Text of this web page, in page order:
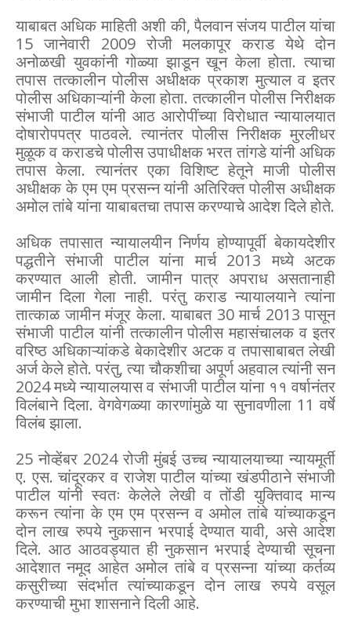
याबाबत अधिक माहिती अशी की, पैलवान संजय पाटील यांचा
15 जानेवारी 2009 रोजी मलकापूर कराड येथे दोन
अनोळखी युवकांनी गोळ्या झाडून खून केला होता. त्याचा
तपास तत्कालीन पोलीस अधीक्षक प्रकाश मुत्याल व इतर
पोलीस अधिकाऱ्यांनी केला होता. तत्कालीन पोलीस निरीक्षक
संभाजी पाटील यांनी आठ आरोपींच्या विरोधात न्यायालयात
दोषारोपपत्र पाठवले. त्यानंतर पोलीस निरीक्षक मुरलीधर
मुळूक व कराडचे पोलीस उपाधीक्षक भरत तांगडे यांनी अधिक
तपास केला. त्यानंतर एका विशिष्ट हेतूने माजी पोलीस
अधीक्षक के एम एम प्रसन्न यांनी अतिरिक्त पोलीस अधीक्षक
अमोल तांबे यांना याबाबतचा तपास करण्याचे आदेश दिले होते.
अधिक तपासात न्यायालयीन निर्णय होण्यापूर्वी बेकायदेशीर
पद्धतीने संभाजी पाटील यांना मार्च 2013 मध्ये अटक
करण्यात आली होती. जामीन पात्र अपराध असतानाही
जामीन दिला गेला नाही. परंतु कराड न्यायालयाने त्यांना
तात्काळ जामीन मंजूर केला. याबाबत 30 मार्च 2013 पासून
संभाजी पाटील यांनी तत्कालीन पोलीस महासंचालक व इतर
वरिष्ठ अधिकाऱ्यांकडे बेकादेशीर अटक व तपासाबाबत लेखी
अर्ज केले होते. परंतु, त्या चौकशीचा अपूर्ण अहवाल त्यांनी सन
2024 मध्ये न्यायालयास व संभाजी पाटील यांना ११ वर्षानंतर
विलंबाने दिला. वेगवेगळ्या कारणांमुळे या सुनावणीला 11 वर्षे
विलंब झाला.
25 नोव्हेंबर 2024 रोजी मुंबई उच्च न्यायालयाच्या न्यायमूर्ती
ए. एस. चांदूरकर व राजेश पाटील यांच्या खंडपीठाने संभाजी
पाटील यांनी स्वतः केलेले लेखी व तोंडी युक्तिवाद मान्य
करून त्यांना के एम एम प्रसन्न व अमोल तांबे यांच्याकडून
दोन लाख रुपये नुकसान भरपाई देण्यात यावी, असे आदेश
दिले. आठ आठवड्यात ही नुकसान भरपाई देण्याची सूचना
आदेशात नमूद आहेत अमोल तांबे व प्रसन्ना यांच्या कर्तव्य
कसुरीच्या संदर्भात त्यांच्याकडून दोन लाख रुपये वसूल
करण्याची मुभा शासनाने दिली आहे.